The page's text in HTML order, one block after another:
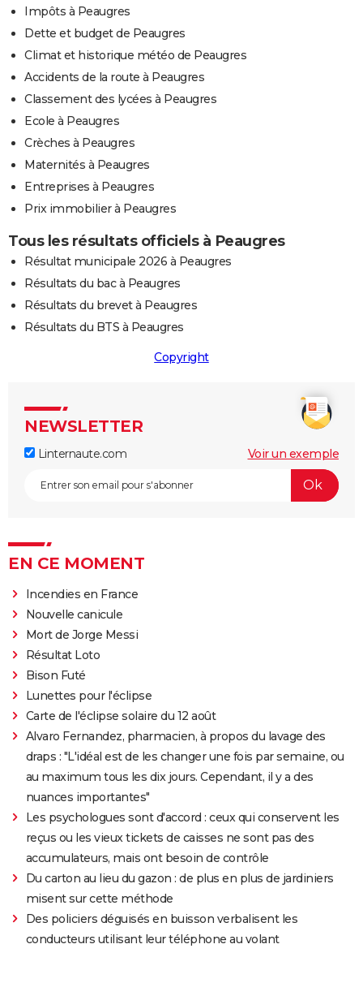
Impôts à Peaugres
Dette et budget de Peaugres
Climat et historique météo de Peaugres
Accidents de la route à Peaugres
Classement des lycées à Peaugres
Ecole à Peaugres
Crèches à Peaugres
Maternités à Peaugres
Entreprises à Peaugres
Prix immobilier à Peaugres
Tous les résultats officiels à Peaugres
Résultat municipale 2026 à Peaugres
Résultats du bac à Peaugres
Résultats du brevet à Peaugres
Résultats du BTS à Peaugres
Copyright
NEWSLETTER
Linternaute.com Voir un exemple
EN CE MOMENT
Incendies en France
Nouvelle canicule
Mort de Jorge Messi
Résultat Loto
Bison Futé
Lunettes pour l'éclipse
Carte de l'éclipse solaire du 12 août
Alvaro Fernandez, pharmacien, à propos du lavage des
draps : "L'idéal est de les changer une fois par semaine, ou
au maximum tous les dix jours. Cependant, il y a des
nuances importantes"
Les psychologues sont d'accord : ceux qui conservent les
reçus ou les vieux tickets de caisses ne sont pas des
accumulateurs, mais ont besoin de contrôle
Du carton au lieu du gazon : de plus en plus de jardiniers
misent sur cette méthode
Des policiers déguisés en buisson verbalisent les
conducteurs utilisant leur téléphone au volant